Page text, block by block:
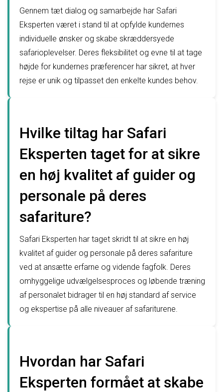
Gennem tæt dialog og samarbejde har Safari
Eksperten været i stand til at opfylde kundernes
individuelle ønsker og skabe skræddersyede
safarioplevelser. Deres fleksibilitet og evne til at tage
højde for kundernes præferencer har sikret, at hver
rejse er unik og tilpasset den enkelte kundes behov.
Hvilke tiltag har Safari
Eksperten taget for at sikre
en høj kvalitet af guider og
personale på deres
safariture?
Safari Eksperten har taget skridt til at sikre en høj
kvalitet af guider og personale på deres safariture
ved at ansætte erfarne og vidende fagfolk. Deres
omhyggelige udvælgelsesproces og løbende træning
af personalet bidrager til en høj standard af service
og ekspertise på alle niveauer af safariturene.
Hvordan har Safari
Eksperten formået at skabe